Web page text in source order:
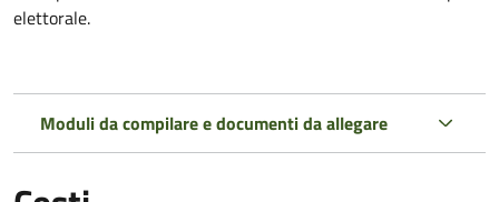
elettorale.
Moduli da compilare e documenti da allegare